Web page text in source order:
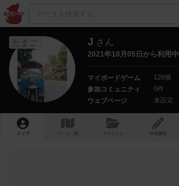
J さん
2021年10月05日から利用中
マイボードゲーム
126個
参加コミュニティ
0件
ウェブページ
未設定
トップ ゲーム一覧 マイリスト 投稿履歴